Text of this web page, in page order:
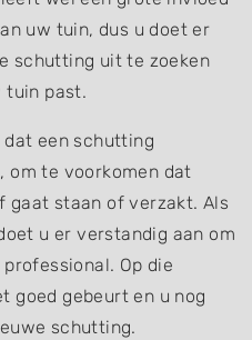
uw tuin, dus u doet er
schutting uit te zoeken
tuin past.
een schutting
om te voorkomen dat
gaat staan of verzakt. Als
u er verstandig aan om
Op die
goed gebeurt en u nog
schutting.